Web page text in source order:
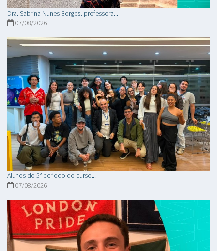
Dra. Sabrina Nunes Borges, professora...
07/08/2026
Alunos do 5° período do curso...
07/08/2026